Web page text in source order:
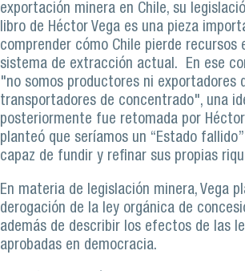
exportación minera en Chile, su
libro de Héctor Vega es una pieza
comprender cómo Chile pierde recursos
sistema de extracción actual. En ese
"no somos productores ni exportadores
transportadores de concentrado", una
posteriormente fue retomada por Héctor
planteó que seríamos un “Estado
capaz de fundir y refinar sus propias
En materia de legislación minera, Vega
derogación de la ley orgánica de
además de describir los efectos de las
aprobadas en democracia.